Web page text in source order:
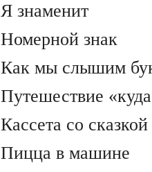
Я знаменит
Номерной знак
Как мы слышим
Путешествие
Кассета со сказкой
Пицца в машине